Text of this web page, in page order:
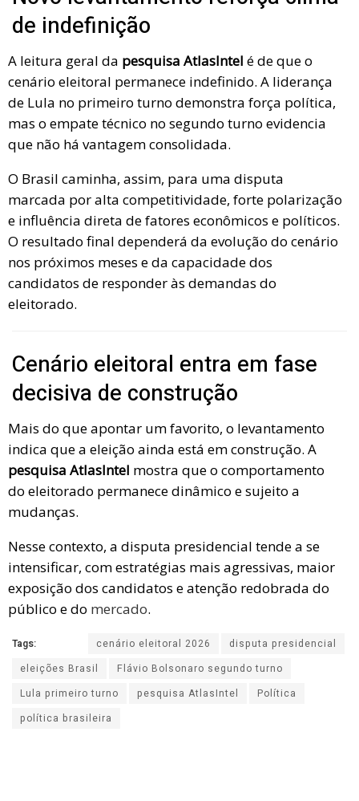
de indefinição
A leitura geral da pesquisa AtlasIntel é de que o
cenário eleitoral permanece indefinido. A liderança
de Lula no primeiro turno demonstra força política,
mas o empate técnico no segundo turno evidencia
que não há vantagem consolidada.
O Brasil caminha, assim, para uma disputa
marcada por alta competitividade, forte polarização
e influência direta de fatores econômicos e políticos.
O resultado final dependerá da evolução do cenário
nos próximos meses e da capacidade dos
candidatos de responder às demandas do
eleitorado.
Cenário eleitoral entra em fase
decisiva de construção
Mais do que apontar um favorito, o levantamento
indica que a eleição ainda está em construção. A
pesquisa AtlasIntel mostra que o comportamento
do eleitorado permanece dinâmico e sujeito a
mudanças.
Nesse contexto, a disputa presidencial tende a se
intensificar, com estratégias mais agressivas, maior
exposição dos candidatos e atenção redobrada do
público e do mercado.
Tags: cenário eleitoral 2026
disputa presidencial
eleições Brasil
Flávio Bolsonaro segundo turno
Lula primeiro turno
pesquisa AtlasIntel
Política
política brasileira